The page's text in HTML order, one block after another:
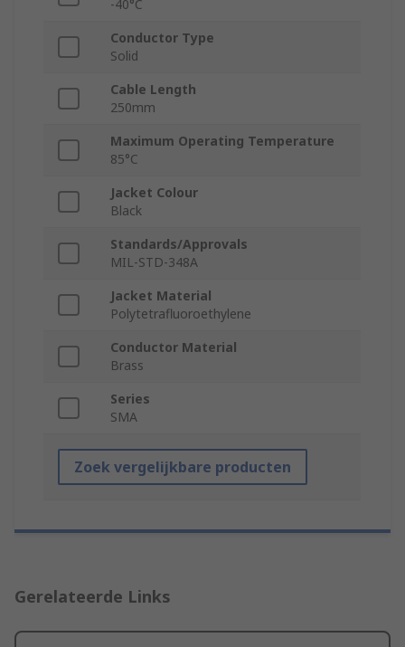
-40°C
Conductor Type
Solid
Cable Length
250mm
Maximum Operating Temperature
85°C
Jacket Colour
Black
Standards/Approvals
MIL-STD-348A
Jacket Material
Polytetrafluoroethylene
Conductor Material
Brass
Series
SMA
Zoek vergelijkbare producten
Gerelateerde Links